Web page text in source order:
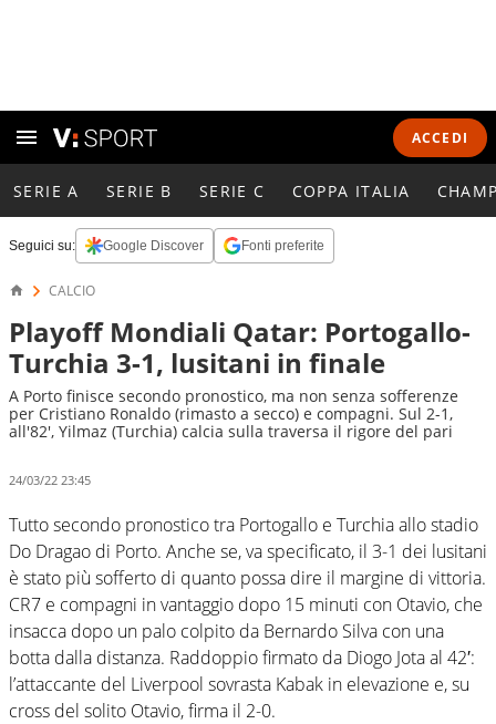
ACCEDI
SERIE A SERIE B SERIE C COPPA ITALIA
Seguici su: Google Discover Fonti preferite
CALCIO
Playoff Mondiali Qatar: Portogallo-
Turchia 3-1, lusitani in finale
A Porto finisce secondo pronostico, ma non senza sofferenze
per Cristiano Ronaldo (rimasto a secco) e compagni. Sul 2-1,
all'82', Yilmaz (Turchia) calcia sulla traversa il rigore del pari
24/03/22 23:45
Tutto secondo pronostico tra Portogallo e Turchia allo stadio
Do Dragao di Porto. Anche se, va specificato, il 3-1 dei lusitani
è stato più sofferto di quanto possa dire il margine di vittoria.
CR7 e compagni in vantaggio dopo 15 minuti con Otavio, che
insacca dopo un palo colpito da Bernardo Silva con una
botta dalla distanza. Raddoppio firmato da Diogo Jota al 42′:
l’attaccante del Liverpool sovrasta Kabak in elevazione e, su
cross del solito Otavio, firma il 2-0.